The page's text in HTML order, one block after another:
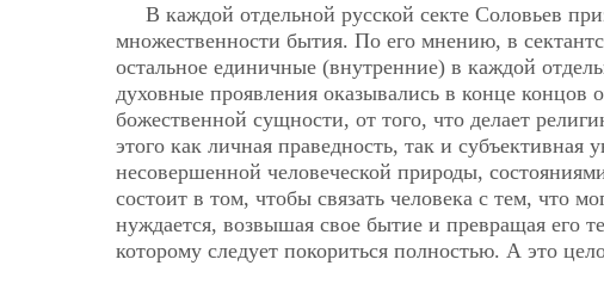
В каждой отдельной русской секте Соловьев
множественности бытия. По его мнению, в
остальное единичные (внутренние) в каждой
духовные проявления оказывались в конце
божественной сущности, от того, что делает
этого как личная праведность, так и
несовершенной человеческой природы,
состоит в том, чтобы связать человека с тем, что
нуждается, возвышая свое бытие и превращая его
которому следует покориться полностью. А это